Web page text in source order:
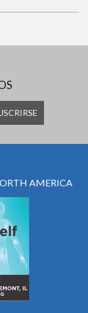
AMERICA